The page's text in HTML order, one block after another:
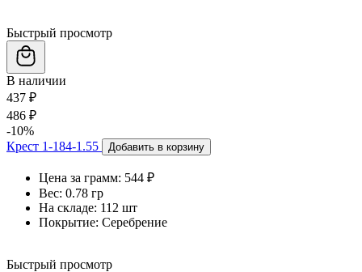
Быстрый просмотр
В наличии
437 ₽
486 ₽
-10%
Крест 1-184-1.55
Добавить в корзину
Цена за грамм: 544 ₽
Вес: 0.78 гр
На складе: 112 шт
Покрытие: Серебрение
Быстрый просмотр